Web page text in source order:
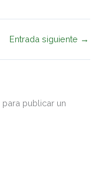
Entrada siguiente →
para publicar un